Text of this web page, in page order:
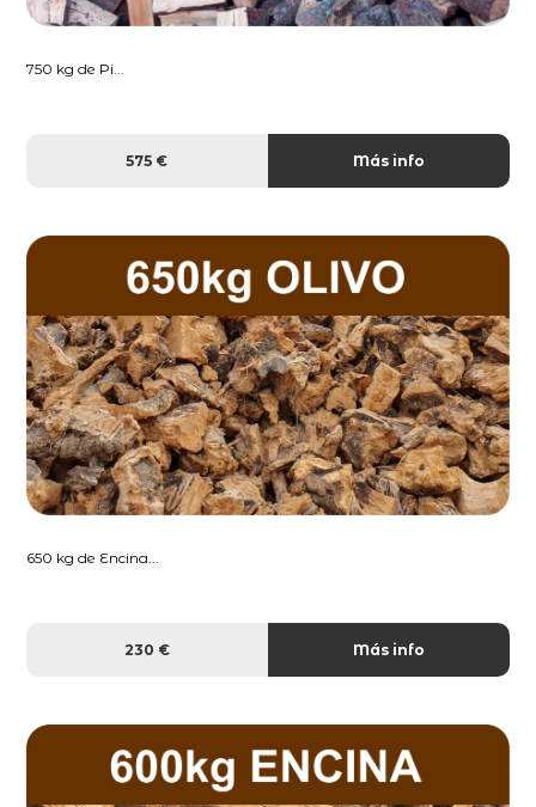
750 kg de Pi...
575 € Más info
650 kg de Encina...
230 € Más info